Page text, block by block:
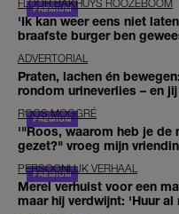
FLOOR BAKHUYS ROOZEBOOM
'Ik kan weer eens niet
braafste burger ben
ADVERTORIAL
Praten, lachen én
rondom urineverlies – en
ROOS MOGGRÉ
'"Roos, waarom heb je de
gezet?" vroeg mijn
PERSOONLIJK VERHAAL
Merel verhuist voor een
maar hij verdwijnt: 'Huur